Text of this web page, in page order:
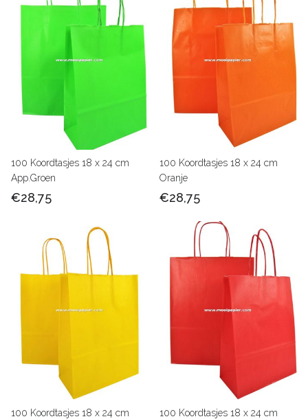
100 Koordtasjes 18 x 24 cm
App.Groen
€28,75
100 Koordtasjes 18 x 24 cm
Oranje
€28,75
100 Koordtasjes 18 x 24 cm
100 Koordtasjes 18 x 24 cm